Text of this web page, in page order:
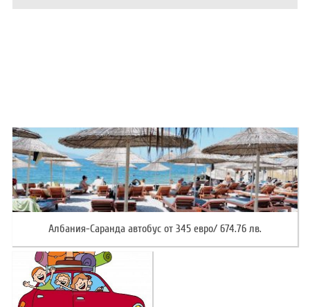
ЗА НАС
КОНТАКТИ
ОБЩИ УСЛОВИЯ ПАКЕТНИ
ПЪТУВАНИЯ
ПОЛИТИКА ЗА ПОВЕРИТЕЛНОСТ
Албания-Саранда автобус от 345 евро/ 674.76 лв.